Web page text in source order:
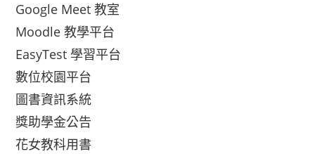
Google Meet 教室
Moodle 教學平台
EasyTest 學習平台
數位校園平台
圖書資訊系統
獎助學金公告
花女教科用書